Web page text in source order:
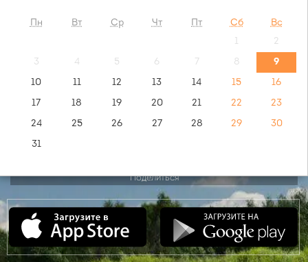
Кибартай - Москва
видео инструкция:
Поделиться
Пн Вт Ср Чт Пт Сб
Вс
1
2
3
4 5 6 7 8
9
10
11 12 13 14 15
16
17
18 19 20 21 22
23
24
25 26 27 28 29
30
31
Сентябрь
Пн Вт Ср Пт Сб
Вс
1
2 3 4 5
6